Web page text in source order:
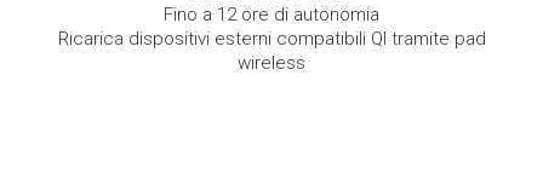
Fino a 12 ore di autonomia
Ricarica dispositivi esterni compatibili QI tramite pad
wireless